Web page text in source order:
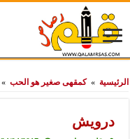
الرئيسية » كمقهى صغير هو الحب »
درويش